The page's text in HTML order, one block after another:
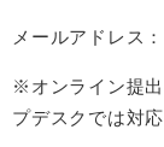
メールアドレス
※オンライン提
プデスクでは対